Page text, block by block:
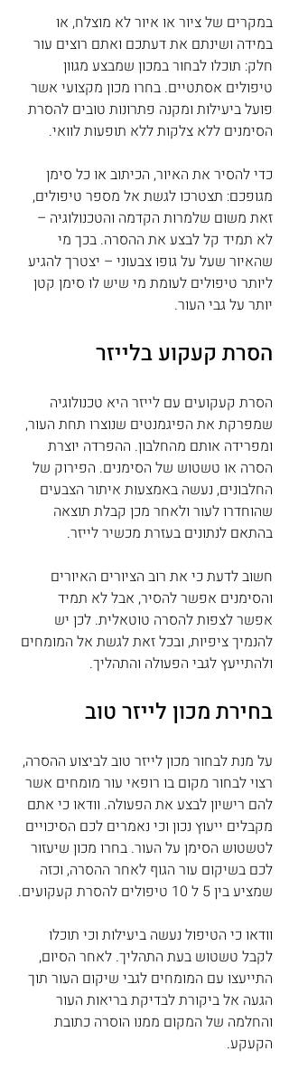
במקרים של ציור או איור לא מוצלח, או
במידה ושינתם את דעתכם ואתם רוצים עור
חלק: תוכלו לבחור במכון שמבצע מגוון
טיפולים אסתטיים. בחרו מכון מקצועי אשר
פועל ביעילות ומקנה פתרונות טובים להסרת
הסימנים ללא צלקות ללא תופעות לוואי.
כדי להסיר את האיור, הכיתוב או כל סימן
מגופכם: תצטרכו לגשת אל מספר טיפולים,
זאת משום שלמרות הקדמה והטכנולוגיה –
לא תמיד קל לבצע את ההסרה. בכך מי
שהאיור שעל על גופו צבעוני – יצטרך להגיע
ליותר טיפולים לעומת מי שיש לו סימן קטן
יותר על גבי העור.
הסרת קעקוע בלייזר
הסרת קעקועים עם לייזר היא טכנולוגיה
שמפרקת את הפיגמנטים שנוצרו תחת העור,
ומפרידה אותם מהחלבון. ההפרדה יוצרת
הסרה או טשטוש של הסימנים. הפירוק של
החלבונים, נעשה באמצעות איתור הצבעים
שהוחדרו לעור ולאחר מכן קבלת תוצאה
בהתאם לנתונים בעזרת מכשיר לייזר.
חשוב לדעת כי את רוב הציורים האיורים
והסימנים אפשר להסיר, אבל לא תמיד
אפשר לצפות להסרה טוטאלית. לכן יש
להנמיך ציפיות, ובכל זאת לגשת אל המומחים
ולהתייעץ לגבי הפעולה והתהליך.
בחירת מכון לייזר טוב
על מנת לבחור מכון לייזר טוב לביצוע ההסרה,
רצוי לבחור מקום בו רופאי עור מומחים אשר
להם רישיון לבצע את הפעולה. וודאו כי אתם
מקבלים ייעוץ נכון וכי נאמרים לכם הסיכויים
לטשטוש הסימן על העור. בחרו מכון שיעזור
לכם בשיקום עור הגוף לאחר ההסרה, וכזה
שמציע בין 5 ל 10 טיפולים להסרת קעקועים.
וודאו כי הטיפול נעשה ביעילות וכי תוכלו
לקבל טשטוש בעת התהליך. לאחר הסיום,
התייעצו עם המומחים לגבי שיקום העור תוך
הגעה אל ביקורת לבדיקת בריאות העור
והחלמה של המקום ממנו הוסרה כתובת
הקעקע.